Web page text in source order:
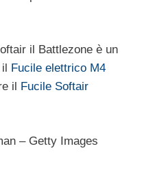
il Battlezone è un
Fucile elettrico M4
il
Fucile Softair
– Getty Images